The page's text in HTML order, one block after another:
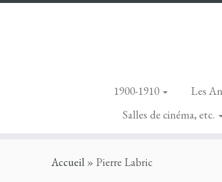
1900-1910 Les
Salles de cinéma, etc.
Accueil » Pierre Labric